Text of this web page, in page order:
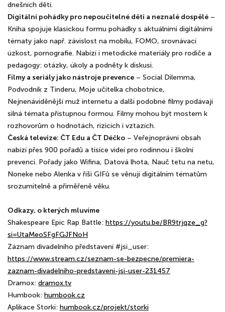
dnešních dětí.
Digitální pohádky pro nepoučitelné děti a neznalé dospělé –
Kniha spojuje klasickou formu pohádky s aktuálními digitálními
tématy jako např. závislost na mobilu, FOMO, srovnávací
úzkost, pornografie. Nabízí i metodické materiály pro rodiče a
pedagogy: otázky, úkoly a podněty k diskusi.
Filmy a seriály jako nástroje prevence – Social Dilemma,
Podvodník z Tinderu, Moje učitelka chobotnice,
Nejnenáviděnější muž internetu a další podobné filmy podávají
silná témata přístupnou formou. Filmy mohou být mostem k
rozhovorům o hodnotách, rizicích i vztazích.
Česká televize: ČT Edu a ČT Déčko – Veřejnoprávní obsah
nabízí přes 900 pořadů a tisíce videí pro rodinnou i školní
prevenci. Pořady jako Wifina, Datová lhota, Nauč tetu na netu,
Noneke nebo Alenka v říši GIFů se věnují digitálním tématům
srozumitelně a přiměřeně věku.
Odkazy, o kterých mluvíme
Shakespeare Epic Rap Battle: https://youtu.be/BR9trjqze_g?
si=UtaMeoSFgFGJFNoH
Záznam divadelního představení #jsi_user:
https://www.stream.cz/seznam-se-bezpecne/premiera-
zaznam-divadelniho-predstaveni-jsi-user-231457
Dramox: dramox.tv
Humbook: humbook.cz
Aplikace Storki: humbook.cz/projekt/storki